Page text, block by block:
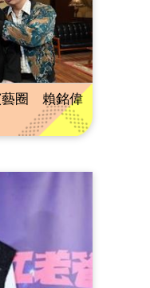
藝圈 賴銘偉